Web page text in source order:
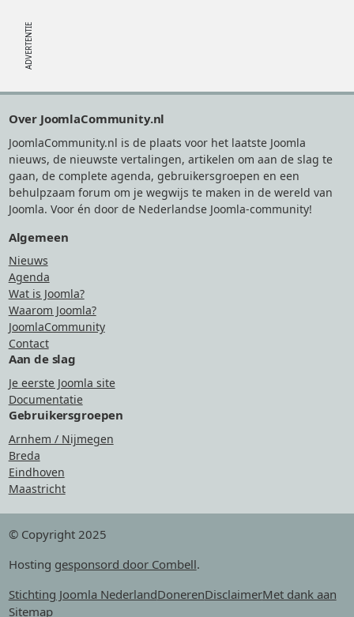
Over JoomlaCommunity.nl
JoomlaCommunity.nl is de plaats voor het laatste Joomla
nieuws, de nieuwste vertalingen, artikelen om aan de slag te
gaan, de complete agenda, gebruikersgroepen en een
behulpzaam forum om je wegwijs te maken in de wereld van
Joomla. Voor én door de Nederlandse Joomla-community!
Algemeen
Nieuws
Agenda
Wat is Joomla?
Waarom Joomla?
JoomlaCommunity
Contact
Aan de slag
Je eerste Joomla site
Documentatie
Gebruikersgroepen
Arnhem / Nijmegen
Breda
Eindhoven
Maastricht
© Copyright 2025
Hosting gesponsord door Combell.
Stichting Joomla NederlandDonerenDisclaimerMet dank aan
Sitemap